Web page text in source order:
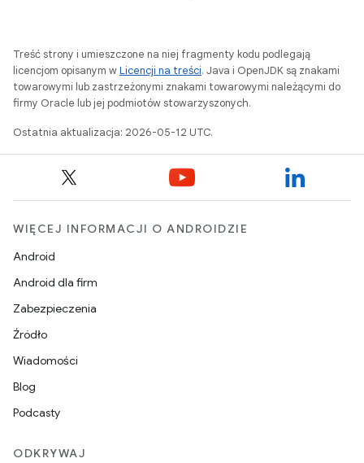
Treść strony i umieszczone na niej fragmenty kodu podlegają
licencjom opisanym wLicencji na treści. Java i OpenJDK są znakami
towarowymi lub zastrzeżonymi znakami towarowymi należącymi do
firmy Oracle lub jej podmiotów stowarzyszonych.
Ostatnia aktualizacja: 2026-05-12 UTC.
WIĘCEJ INFORMACJI O ANDROIDZIE
Android
Android dla firm
Zabezpieczenia
Źródło
Wiadomości
Blog
Podcasty
ODKRYWAJ